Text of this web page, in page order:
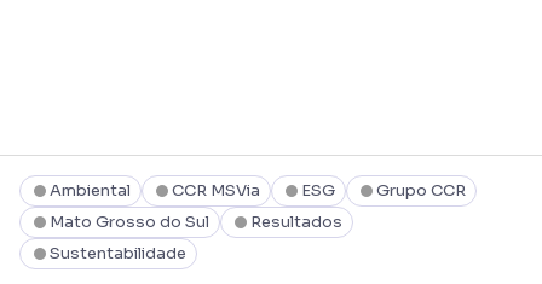
Ambiental CCR MSVia ESG
Grupo CCR
Mato Grosso do Sul
Resultados
Sustentabilidade